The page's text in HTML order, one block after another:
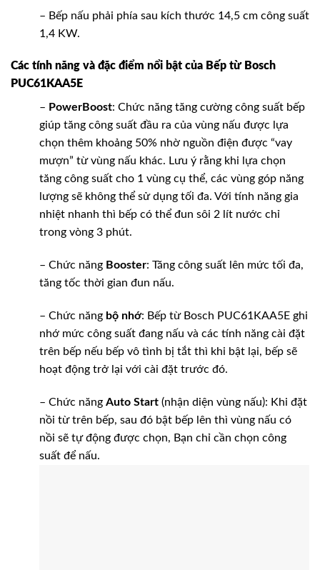
– Bếp nấu phải phía sau kích thước 14,5 cm công suất
1,4 KW.
Các tính năng và đặc điểm nổi bật của Bếp từ Bosch
PUC61KAA5E
– PowerBoost: Chức năng tăng cường công suất bếp
giúp tăng công suất đầu ra của vùng nấu được lựa
chọn thêm khoảng 50% nhờ nguồn điện được “vay
mượn” từ vùng nấu khác. Lưu ý rằng khi lựa chọn
tăng công suất cho 1 vùng cụ thể, các vùng góp năng
lượng sẽ không thể sử dụng tối đa. Với tính năng gia
nhiệt nhanh thì bếp có thể đun sôi 2 lít nước chỉ
trong vòng 3 phút.
– Chức năng Booster: Tăng công suất lên mức tối đa,
tăng tốc thời gian đun nấu.
– Chức năng bộ nhớ: Bếp từ Bosch PUC61KAA5E ghi
nhớ mức công suất đang nấu và các tính năng cài đặt
trên bếp nếu bếp vô tình bị tắt thì khi bật lại, bếp sẽ
hoạt động trở lại với cài đặt trước đó.
– Chức năng Auto Start (nhận diện vùng nấu): Khi đặt
nồi từ trên bếp, sau đó bật bếp lên thì vùng nấu có
nồi sẽ tự động được chọn, Bạn chỉ cần chọn công
suất để nấu.